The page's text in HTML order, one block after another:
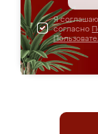
Я
согласно